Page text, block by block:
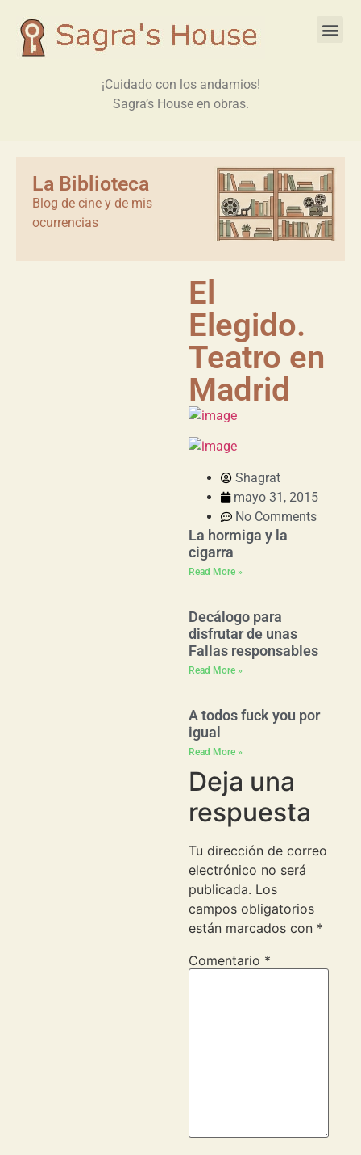
¡Cuidado con los andamios!
Sagra’s House en obras.
La Biblioteca
Blog de cine y de mis
ocurrencias
El
Elegido.
Teatro en
Madrid
Shagrat
mayo 31, 2015
No Comments
La hormiga y la
cigarra
Read More »
Decálogo para
disfrutar de unas
Fallas responsables
Read More »
A todos fuck you por
igual
Read More »
Deja una
respuesta
Tu dirección de correo
electrónico no será
publicada. Los
campos obligatorios
están marcados con *
Comentario *